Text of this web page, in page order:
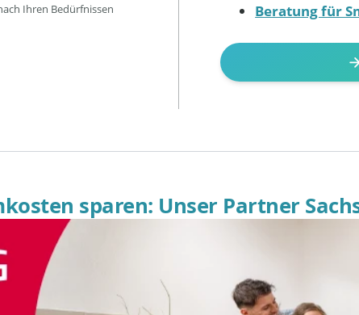
Ihren Bedürfnissen
Beratung für
sparen: Unser Partner